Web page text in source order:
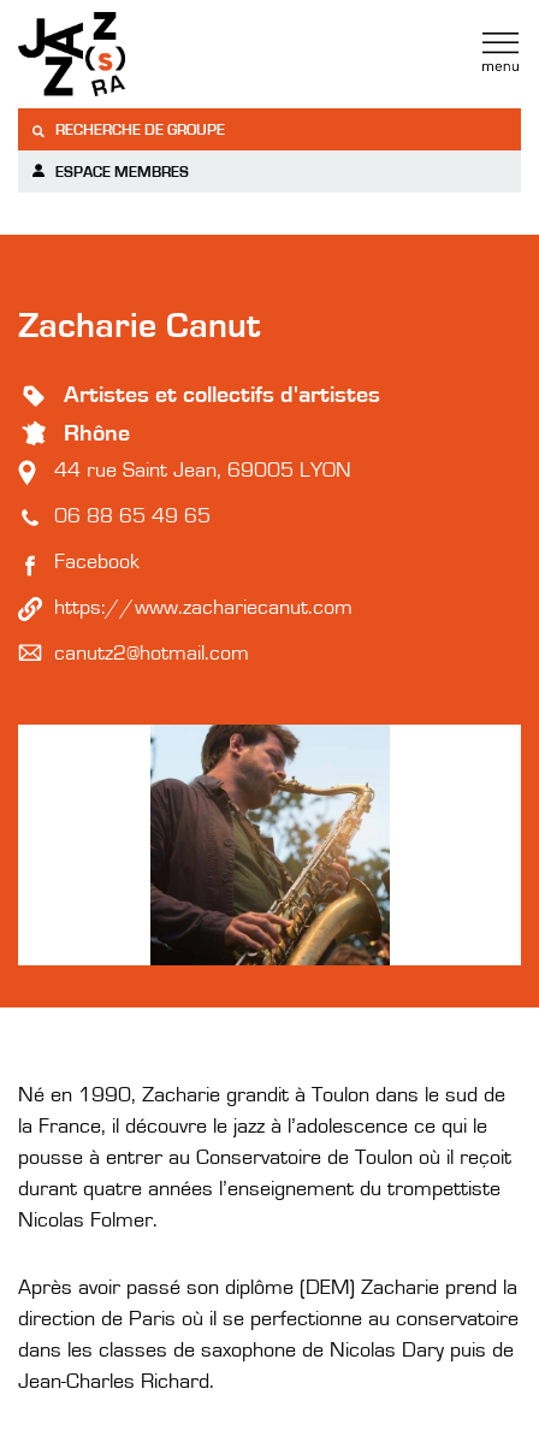
RECHERCHE DE GROUPE
ESPACE MEMBRES
Zacharie Canut
Artistes et collectifs d'artistes
Rhône
44 rue Saint Jean, 69005 LYON
06 88 65 49 65
Facebook
https://www.zachariecanut.com
canutz2@hotmail.com
Né en 1990, Zacharie grandit à Toulon dans le sud de
la France, il découvre le jazz à l’adolescence ce qui le
pousse à entrer au Conservatoire de Toulon où il reçoit
durant quatre années l’enseignement du trompettiste
Nicolas Folmer.
Après avoir passé son diplôme (DEM) Zacharie prend la
direction de Paris où il se perfectionne au conservatoire
dans les classes de saxophone de Nicolas Dary puis de
Jean-Charles Richard.